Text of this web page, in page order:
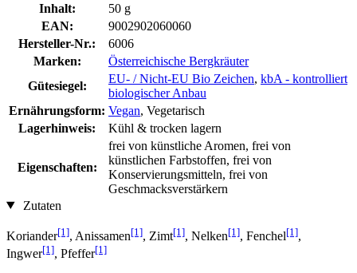
Inhalt:
50 g
EAN:
9002902060060
Hersteller-Nr.:
6006
Marken:
Österreichische Bergkräuter
Gütesiegel:
EU- / Nicht-EU Bio Zeichen, kbA - kontrolliert
biologischer Anbau
Ernährungsform: Vegan, Vegetarisch
Lagerhinweis:
Kühl & trocken lagern
Eigenschaften:
frei von künstliche Aromen, frei von
künstlichen Farbstoffen, frei von
Konservierungsmitteln, frei von
Geschmacksverstärkern
Zutaten
Koriander[1], Anissamen[1], Zimt[1], Nelken[1], Fenchel[1],
Ingwer[1], Pfeffer[1]